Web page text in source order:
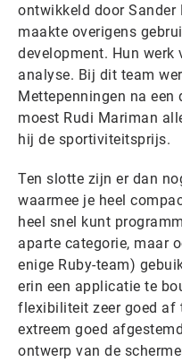
ontwikkeld door Sander
maakte overigens
development. Hun werk
analyse. Bij dit team
Mettepenningen na een
moest Rudi Mariman
hij de sportiviteitsprijs.
Ten slotte zijn er dan
waarmee je heel
heel snel kunt
aparte categorie, maar
enige Ruby-team)
erin een applicatie te
flexibiliteit zeer goed af
extreem goed
ontwerp van de